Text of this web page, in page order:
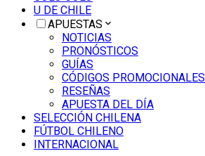
U DE CHILE
APUESTAS
NOTICIAS
PRONÓSTICOS
GUÍAS
CÓDIGOS PROMOCIONALES
RESEÑAS
APUESTA DEL DÍA
SELECCIÓN CHILENA
FÚTBOL CHILENO
INTERNACIONAL